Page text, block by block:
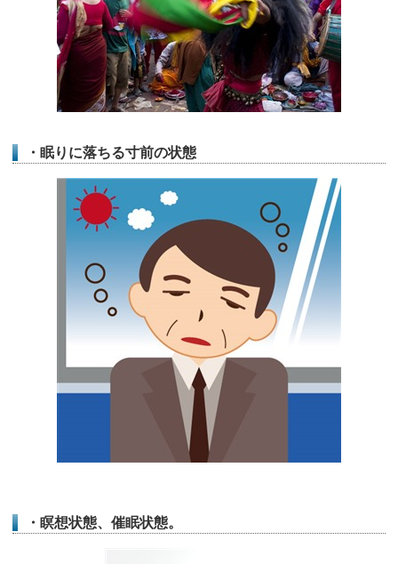
・眠りに落ちる寸前の状態
・瞑想状態、催眠状態。